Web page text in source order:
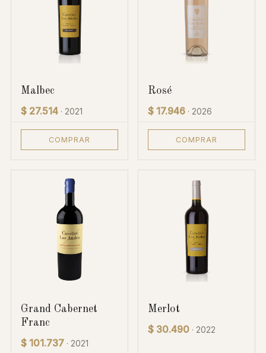
Malbec
$ 27.514 · 2021
COMPRAR
Rosé
$ 17.946 · 2026
COMPRAR
Grand Cabernet
Franc
$ 101.737 · 2021
Merlot
$ 30.490 · 2022